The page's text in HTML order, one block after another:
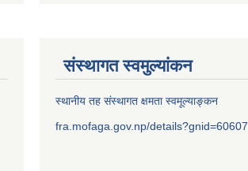
संस्थागत स्वमुल्यांकन
स्थानीय तह संस्थागत क्षमता स्वमूल्याङ्कन
fra.mofaga.gov.np/details?gnid=60607